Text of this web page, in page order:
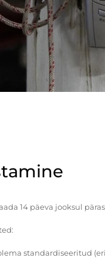
14 päeva jooksul
standardiseeritud